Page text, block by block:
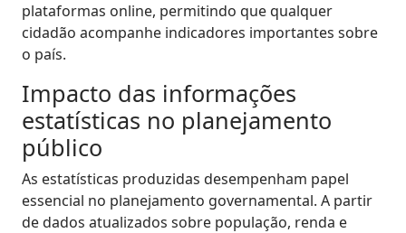
plataformas online, permitindo que qualquer
cidadão acompanhe indicadores importantes sobre
o país.
Impacto das informações
estatísticas no planejamento
público
As estatísticas produzidas desempenham papel
essencial no planejamento governamental. A partir
de dados atualizados sobre população, renda e